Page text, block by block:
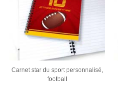
Carnet star du sport personnalisé,
football